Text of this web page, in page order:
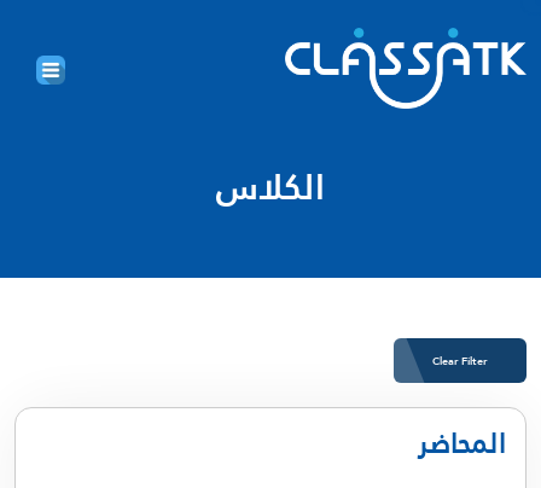
الكلاس
Clear Filter
المحاضر